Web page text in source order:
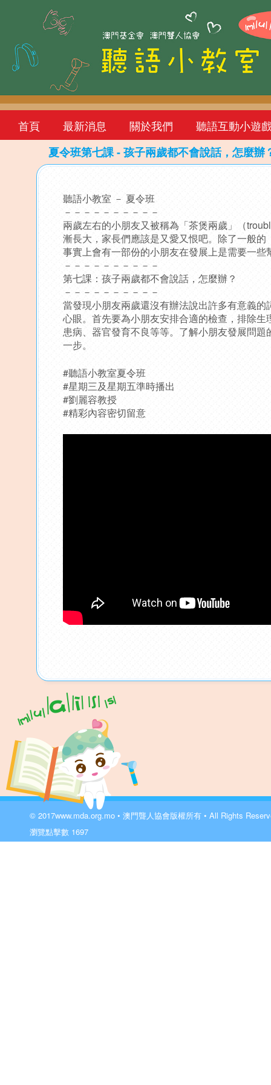
首頁 最新消息 關於我們
聽語互動小遊
夏令班第七課 - 孩子兩歲都不會說話，怎麼辦
to
top
聽語小教室 － 夏令班
－－－－－－－－－－
兩歲左右的小朋友又被稱為「茶煲兩歲」（
漸長大，家長們應該是又愛又恨吧。除了一般的
事實上會有一部份的小朋友在發展上是需要一些
－－－－－－－－－－
第七課：孩子兩歲都不會說話，怎麼辦？
－－－－－－－－－－
當發現小朋友兩歲還沒有辦法說出許多有意義的
心眼。首先要為小朋友安排合適的檢查，排除生
患病、器官發育不良等等。了解小朋友發展問
一步。
#聽語小教室夏令班
#星期三及星期五準時播出
#劉麗容教授
#精彩內容密切留意
© 2017www.mda.org.mo • 澳門聾人協會版權所有 • All Rights
瀏覽點擊數 1697